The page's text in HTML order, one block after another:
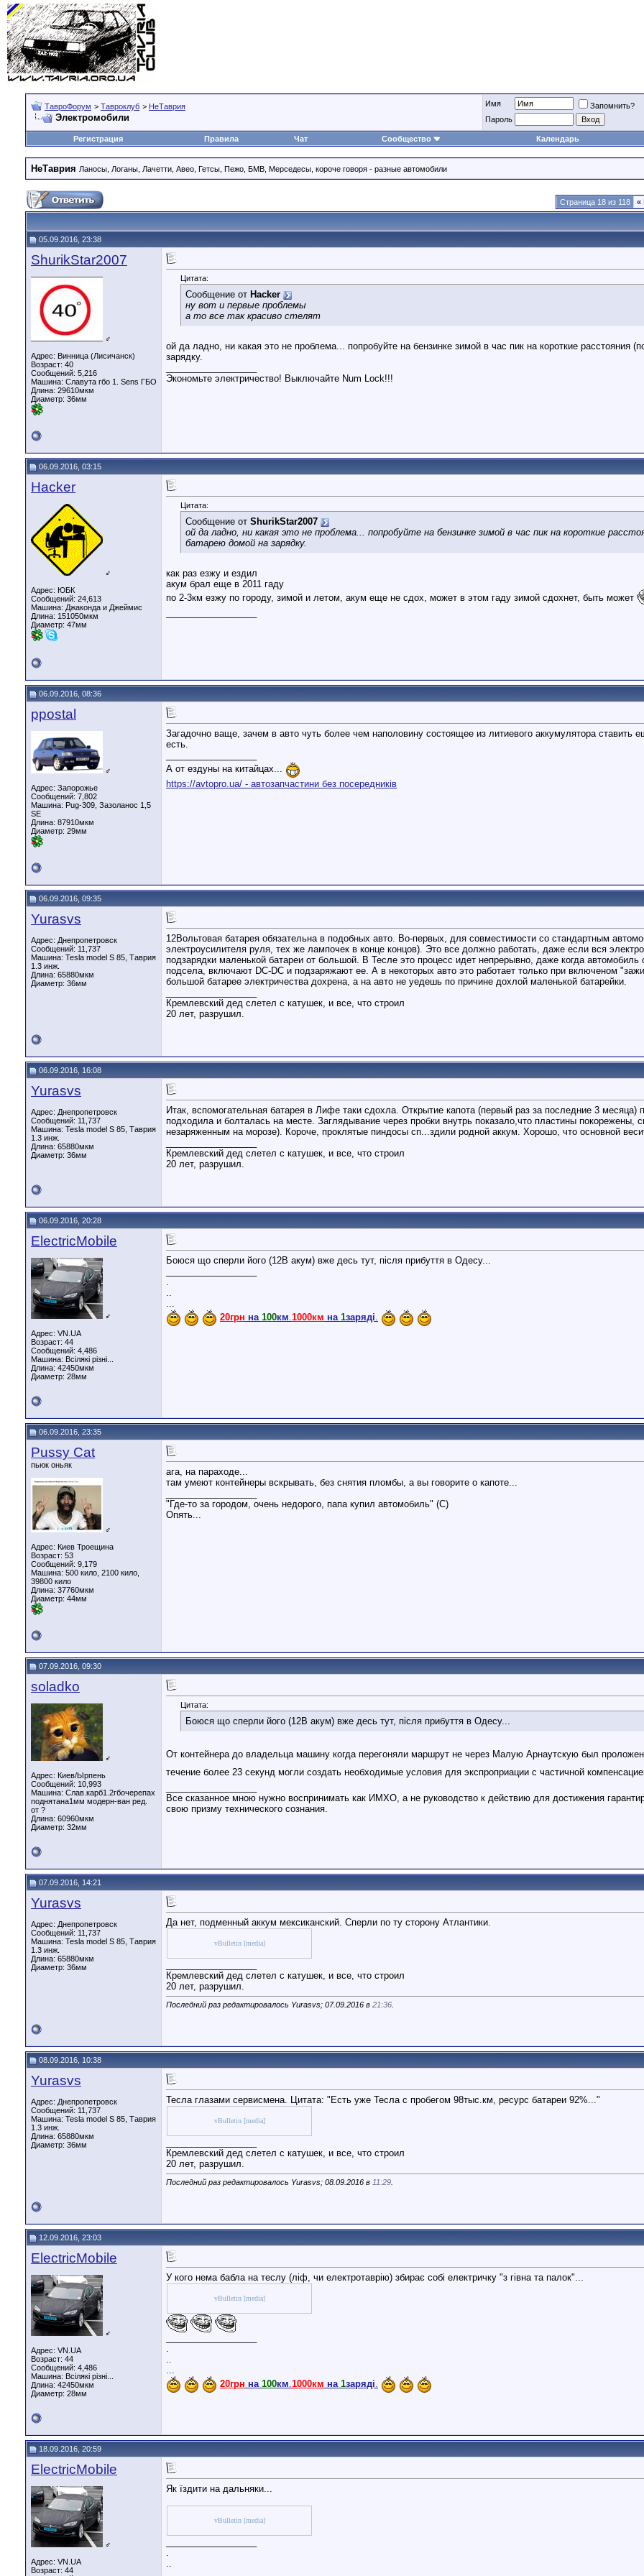
ТавроФорум > Тавроклуб > НеТаврия
Электромобили
Имя
Запомнить?
Пароль
Регистрация Правила Чат Сообщество Календарь
НеТаврия Ланосы, Логаны, Лачетти, Авео, Гетсы, Пежо, БМВ, Мерседесы, короче говоря - разные автомобили
Страница 18 из 118 «
05.09.2016, 23:38
ShurikStar2007
♂
Адрес: Винница (Лисичанск)
Возраст: 40
Сообщений: 5,216
Машина: Славута гбо 1. Sens ГБО
Длина: 29610мкм
Диаметр: 36мм
Цитата:
Сообщение от Hacker
ну вот и первые проблемы
а то все так красиво стелят
ой да ладно, ни какая это не проблема... попробуйте на бензинке зимой в час пик на короткие расстояния
зарядку.
Экономьте электричество! Выключайте Num Lock!!!
06.09.2016, 03:15
Hacker
♂
Адрес: ЮБК
Сообщений: 24,613
Машина: Джаконда и Джеймис
Длина: 151050мкм
Диаметр: 47мм
Цитата:
Сообщение от ShurikStar2007
ой да ладно, ни какая это не проблема... попробуйте на бензинке зимой в час пик на короткие
батарею домой на зарядку.
как раз езжу и ездил
акум брал еще в 2011 гаду
по 2-3км езжу по городу, зимой и летом, акум еще не сдох, может в этом гаду зимой сдохнет, быть может
06.09.2016, 08:36
ppostal
♂
Адрес: Запорожье
Сообщений: 7,802
Машина: Pug-309, Зазоланос 1,5
SE
Длина: 87910мкм
Диаметр: 29мм
Загадочно ваще, зачем в авто чуть более чем наполовину состоящее из литиевого аккумулятора ставить
есть.
А от ездуны на китайцах...
https://avtopro.ua/ - автозапчастини без посередників
06.09.2016, 09:35
Yurasvs
Адрес: Днепропетровск
Сообщений: 11,737
Машина: Tesla model S 85, Таврия
1.3 инж.
Длина: 65880мкм
Диаметр: 36мм
12Вольтовая батарея обязательна в подобных авто. Во-первых, для совместимости со стандартным
электроусилителя руля, тех же лампочек в конце концов). Это все должно работать, даже если вся
подзарядки маленькой батареи от большой. В Тесле это процесс идет непрерывно, даже когда автомобиль
подсела, включают DC-DC и подзаряжают ее. А в некоторых авто это работает только при включеном
большой батарее электричества дохрена, а на авто не уедешь по причине дохлой маленькой батарейки.
Кремлевский дед слетел с катушек, и все, что строил
20 лет, разрушил.
06.09.2016, 16:08
Yurasvs
Адрес: Днепропетровск
Сообщений: 11,737
Машина: Tesla model S 85, Таврия
1.3 инж.
Длина: 65880мкм
Диаметр: 36мм
Итак, вспомогательная батарея в Лифе таки сдохла. Открытие капота (первый раз за последние 3
подходила и болталась на месте. Заглядывание через пробки внутрь показало,что пластины покорежены,
незаряженным на морозе). Короче, проклятые пиндосы сп...здили родной аккум. Хорошо, что основной
Кремлевский дед слетел с катушек, и все, что строил
20 лет, разрушил.
06.09.2016, 20:28
ElectricMobile
♂
Адрес: VN.UA
Возраст: 44
Сообщений: 4,486
Машина: Всілякі різні...
Длина: 42450мкм
Диаметр: 28мм
Боюся що сперли його (12В акум) вже десь тут, після прибуття в Одесу...
.
..
...
20грн на 100км.1000км на 1заряді.
06.09.2016, 23:35
Pussy Cat
пьюк оньяк
♂
Адрес: Киев Троещина
Возраст: 53
Сообщений: 9,179
Машина: 500 кило, 2100 кило,
39800 кило
Длина: 37760мкм
Диаметр: 44мм
ага, на параходе...
там умеют контейнеры вскрывать, без снятия пломбы, а вы говорите о капоте...
"Где-то за городом, очень недорого, папа купил автомобиль" (С)
Опять...
07.09.2016, 09:30
soladko
♂
Адрес: Киев/Ырпень
Сообщений: 10,993
Машина: Слав.карб1.2гбочерепах
поднятана1мм модерн-ван ред.
от ?
Длина: 60960мкм
Диаметр: 32мм
Цитата:
Боюся що сперли його (12В акум) вже десь тут, після прибуття в Одесу...
От контейнера до владельца машину когда перегоняли маршрут не через Малую Арнаутскую был
течение более 23 секунд могли создать необходимые условия для экспроприации с частичной
Все сказанное мною нужно воспринимать как ИМХО, а не руководство к действию для достижения
свою призму технического сознания.
07.09.2016, 14:21
Yurasvs
Адрес: Днепропетровск
Сообщений: 11,737
Машина: Tesla model S 85, Таврия
1.3 инж.
Длина: 65880мкм
Диаметр: 36мм
Да нет, подменный аккум мексиканский. Сперли по ту сторону Атлантики.
vBulletin [media]
Кремлевский дед слетел с катушек, и все, что строил
20 лет, разрушил.
Последний раз редактировалось Yurasvs; 07.09.2016 в 21:36
08.09.2016, 10:38
Yurasvs
Адрес: Днепропетровск
Сообщений: 11,737
Машина: Tesla model S 85, Таврия
1.3 инж.
Длина: 65880мкм
Диаметр: 36мм
Тесла глазами сервисмена. Цитата: "Есть уже Тесла с пробегом 98тыс.км, ресурс батареи 92%..."
vBulletin [media]
Кремлевский дед слетел с катушек, и все, что строил
20 лет, разрушил.
Последний раз редактировалось Yurasvs; 08.09.2016 в 11:29
12.09.2016, 23:03
ElectricMobile
♂
Адрес: VN.UA
Возраст: 44
Сообщений: 4,486
Машина: Всілякі різні...
Длина: 42450мкм
Диаметр: 28мм
У кого нема бабла на теслу (ліф, чи електротаврію) збирає собі електричку "з гівна та палок"...
vBulletin [media]
.
..
...
20грн на 100км.1000км на 1заряді.
18.09.2016, 20:59
ElectricMobile
♂
Адрес: VN.UA
Возраст: 44
Як їздити на дальняки...
vBulletin [media]
.
..